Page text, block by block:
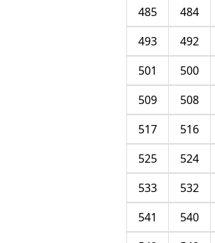
484
485
492
493
500
501
508
509
516
517
524
525
532
533
540
541